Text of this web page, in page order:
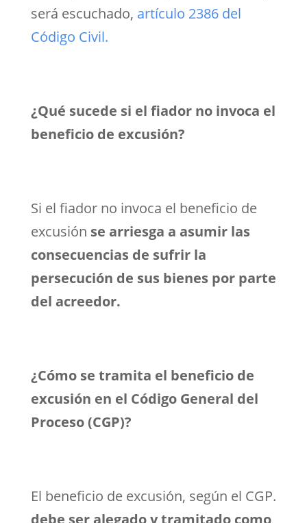
será escuchado, artículo 2386 del
Código Civil.
¿Qué sucede si el fiador no invoca el
beneficio de excusión?
Si el fiador no invoca el beneficio de
excusión se arriesga a asumir las
consecuencias de sufrir la
persecución de sus bienes por parte
del acreedor.
¿Cómo se tramita el beneficio de
excusión en el Código General del
Proceso (CGP)?
El beneficio de excusión, según el CGP.
debe ser alegado y tramitado como